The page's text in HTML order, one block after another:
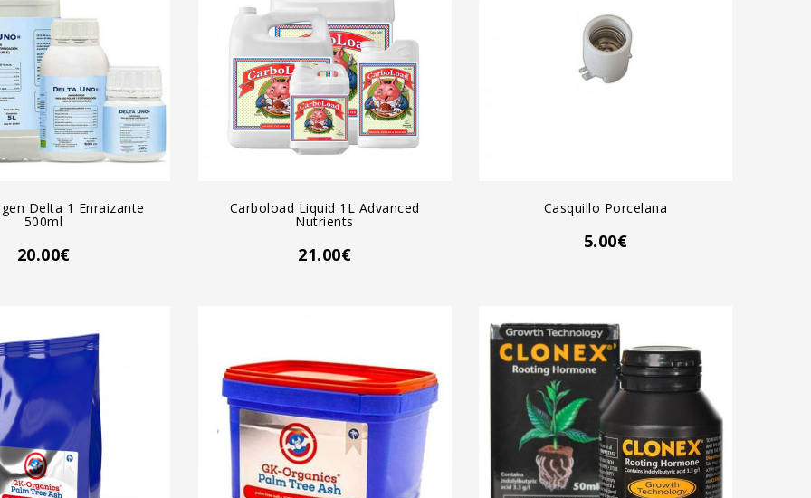
Delta 1 Enraizante
500ml
20.00€
Carboload Liquid 1L Advanced
Nutrients
21.00€
Casquillo Porcelana
5.00€